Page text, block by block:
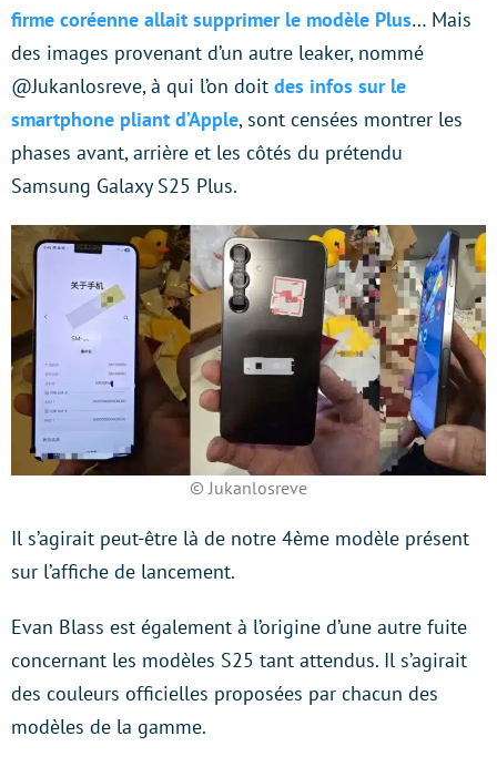
firme coréenne allait supprimer le modèle Plus… Mais
des images provenant d’un autre leaker, nommé
@Jukanlosreve, à qui l’on doit des infos sur le
smartphone pliant d’Apple, sont censées montrer les
phases avant, arrière et les côtés du prétendu
Samsung Galaxy S25 Plus.
© Jukanlosreve
Il s’agirait peut-être là de notre 4ème modèle présent
sur l’affiche de lancement.
Evan Blass est également à l’origine d’une autre fuite
concernant les modèles S25 tant attendus. Il s’agirait
des couleurs officielles proposées par chacun des
modèles de la gamme.